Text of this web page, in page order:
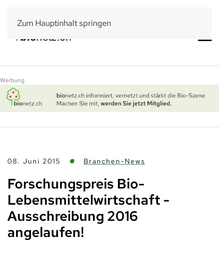
Zum Hauptinhalt springen
Werbung
08. Juni 2015 Branchen-News
Forschungspreis Bio-
Lebensmittelwirtschaft -
Ausschreibung 2016
angelaufen!